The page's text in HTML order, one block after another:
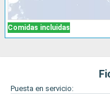
Comidas incluidas
Puesta en servicio: